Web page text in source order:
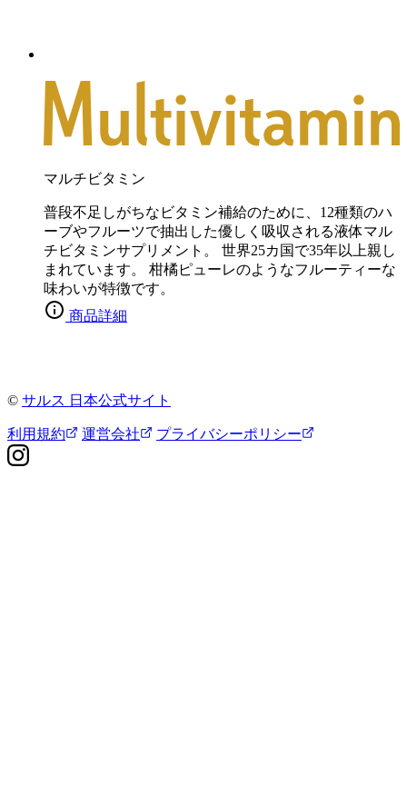
マルチビタミン
普段不足しがちなビタミン補給のために、12種類のハ
ーブやフルーツで抽出した優しく吸収される液体マル
チビタミンサプリメント。 世界25カ国で35年以上親し
まれています。 柑橘ピューレのようなフルーティーな
味わいが特徴です。
商品詳細
© サルス 日本公式サイト
利用規約 運営会社 プライバシーポリシー